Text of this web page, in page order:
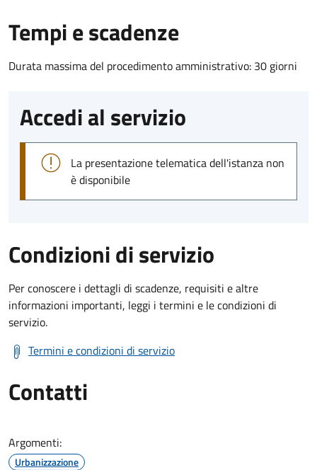
Tempi e scadenze
Durata massima del procedimento amministrativo: 30 giorni
Accedi al servizio
La presentazione telematica dell'istanza non
è disponibile
Condizioni di servizio
Per conoscere i dettagli di scadenze, requisiti e altre
informazioni importanti, leggi i termini e le condizioni di
servizio.
Termini e condizioni di servizio
Contatti
Argomenti:
Urbanizzazione